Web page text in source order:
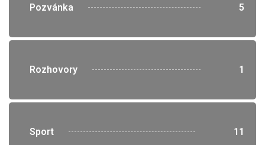
Pozvánka 5
Rozhovory 1
Sport 11